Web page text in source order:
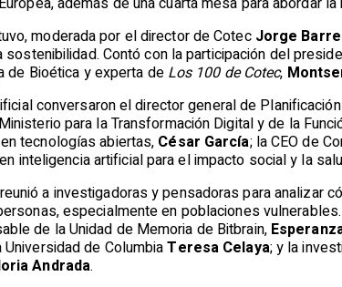
moderada por el director de Cotec Jorge
sostenibilidad. Contó con la participación del
de Bioética y experta de Los 100 de Cotec,
conversaron el director general de
para la Transformación Digital y de la
tecnologías abiertas, César García; la CEO de
inteligencia artificial para el impacto social y la
a investigadoras y pensadoras para analizar
especialmente en poblaciones
de la Unidad de Memoria de Bitbrain,
de ColumbiaTeresa Celaya; y la
Andrada.